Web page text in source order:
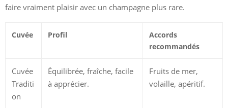
faire vraiment plaisir avec un champagne plus rare.
Cuvée Profil
Accords
recommandés
Cuvée
Traditi
on
Équilibrée, fraîche, facile
à apprécier.
Fruits de mer,
volaille, apéritif.